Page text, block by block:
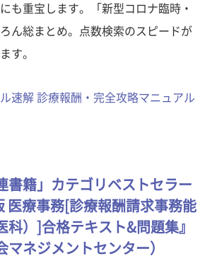
も重宝します。「新型コロナ臨時・
ん総まとめ。点数検索のスピードが
す。
速解 診療報酬・完全攻略マニュアル
書籍」カテゴリベストセラー
医療事務[診療報酬請求事務能
科）]合格テキスト&問題集』
マネジメントセンター）